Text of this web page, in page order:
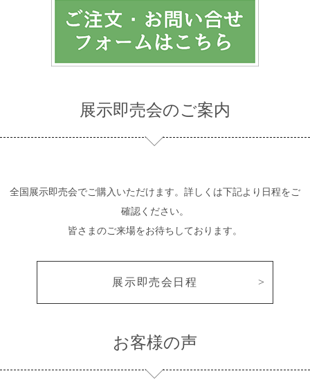
展示即売会のご案内
全国展示即売会でご購入いただけます。詳しくは下記より日程をご
確認ください。
皆さまのご来場をお待ちしております。
展示即売会日程
お客様の声